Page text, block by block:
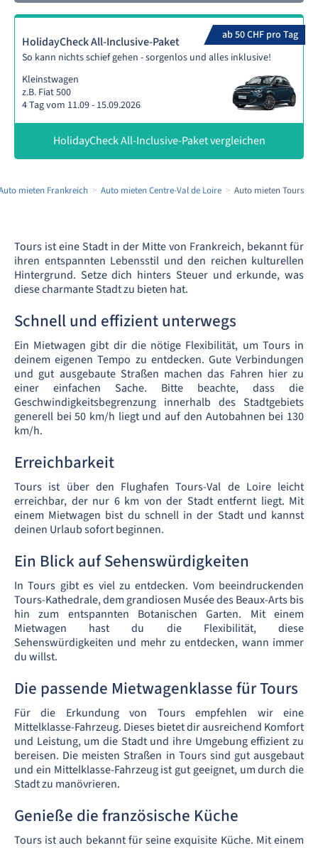
ab 50 CHF pro Tag
HolidayCheck All-Inclusive-Paket
So kann nichts schief gehen - sorgenlos und alles inklusive!
Kleinstwagen
z.B. Fiat 500
4 Tag vom 11.09 - 15.09.2026
HolidayCheck All-Inclusive-Paket vergleichen
mieten Frankreich Auto mieten Centre-Val de Loire Auto mieten Tours
Tours ist eine Stadt in der Mitte von Frankreich, bekannt für
ihren entspannten Lebensstil und den reichen kulturellen
Hintergrund. Setze dich hinters Steuer und erkunde, was
diese charmante Stadt zu bieten hat.
Schnell und effizient unterwegs
Ein Mietwagen gibt dir die nötige Flexibilität, um Tours in
deinem eigenen Tempo zu entdecken. Gute Verbindungen
und gut ausgebaute Straßen machen das Fahren hier zu
einer einfachen Sache. Bitte beachte, dass die
Geschwindigkeitsbegrenzung innerhalb des Stadtgebiets
generell bei 50 km/h liegt und auf den Autobahnen bei 130
km/h.
Erreichbarkeit
Tours ist über den Flughafen Tours-Val de Loire leicht
erreichbar, der nur 6 km von der Stadt entfernt liegt. Mit
einem Mietwagen bist du schnell in der Stadt und kannst
deinen Urlaub sofort beginnen.
Ein Blick auf Sehenswürdigkeiten
In Tours gibt es viel zu entdecken. Vom beeindruckenden
Tours-Kathedrale, dem grandiosen Musée des Beaux-Arts bis
hin zum entspannten Botanischen Garten. Mit einem
Mietwagen hast du die Flexibilität, diese
Sehenswürdigkeiten und mehr zu entdecken, wann immer
du willst.
Die passende Mietwagenklasse für Tours
Für die Erkundung von Tours empfehlen wir eine
Mittelklasse-Fahrzeug. Dieses bietet dir ausreichend Komfort
und Leistung, um die Stadt und ihre Umgebung effizient zu
bereisen. Die meisten Straßen in Tours sind gut ausgebaut
und ein Mittelklasse-Fahrzeug ist gut geeignet, um durch die
Stadt zu manövrieren.
Genieße die französische Küche
Tours ist auch bekannt für seine exquisite Küche. Mit einem